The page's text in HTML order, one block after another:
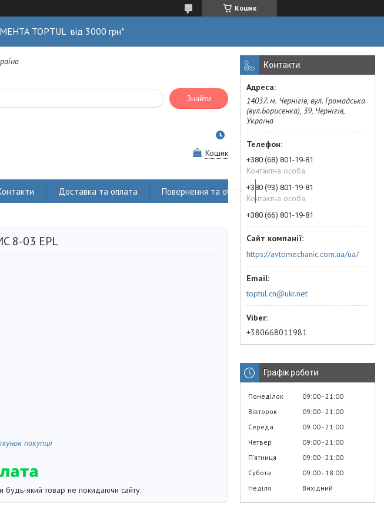
Кошик
TOPTUL від 3000 грн*
Знайти
Кошик
Доставка та оплата Повернення та обмін Статті
8-03 EPL
покупця
будь-який товар не покидаючи сайту.
Контакти
14037. м. Чернігів, вул. Громадська
(вул.Борисенка), 39, Чернігів,
Україна
+380 (68) 801-19-81
Контактна особа
+380 (93) 801-19-81
Контактна особа
+380 (66) 801-19-81
https://avtomechanic.com.ua/ua/
toptul.cn@ukr.net
+380668011981
Графік роботи
Понеділок 09:00 21:00
Вівторок
09:00 21:00
Середа
09:00 21:00
Четвер
09:00 21:00
Пʼятниця
09:00 21:00
Субота
09:00 18:00
Неділя
Вихідний